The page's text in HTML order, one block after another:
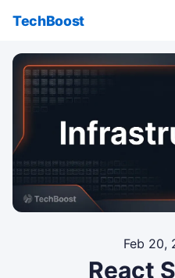
TechBoost
Feb 20,
React